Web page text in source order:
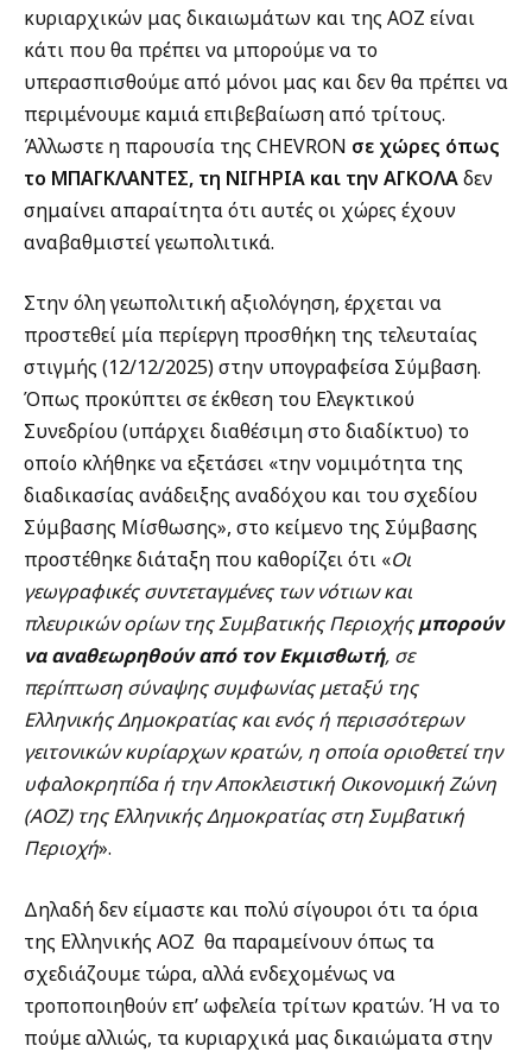
κυριαρχικών μας δικαιωμάτων και της ΑΟΖ είναι
κάτι που θα πρέπει να μπορούμε να το
υπερασπισθούμε από μόνοι μας και δεν θα πρέπει να
περιμένουμε καμιά επιβεβαίωση από τρίτους.
Άλλωστε η παρουσία της CHEVRON σε χώρες όπως
το ΜΠΑΓΚΛΑΝΤΕΣ, τη ΝΙΓΗΡΙΑ και την ΑΓΚΟΛΑδεν
σημαίνει απαραίτητα ότι αυτές οι χώρες έχουν
αναβαθμιστεί γεωπολιτικά.
Στην όλη γεωπολιτική αξιολόγηση, έρχεται να
προστεθεί μία περίεργη προσθήκη της τελευταίας
στιγμής (12/12/2025) στην υπογραφείσα Σύμβαση.
Όπως προκύπτει σε έκθεση του Ελεγκτικού
Συνεδρίου (υπάρχει διαθέσιμη στο διαδίκτυο) το
οποίο κλήθηκε να εξετάσει «την νομιμότητα της
διαδικασίας ανάδειξης αναδόχου και του σχεδίου
Σύμβασης Μίσθωσης», στο κείμενο της Σύμβασης
προστέθηκε διάταξη που καθορίζει ότι «Οι
γεωγραφικές συντεταγμένες των νότιων και
πλευρικών ορίων της Συμβατικής Περιοχήςμπορούν
να αναθεωρηθούν από τον Εκμισθωτή, σε
περίπτωση σύναψης συμφωνίας μεταξύ της
Ελληνικής Δημοκρατίας και ενός ή περισσότερων
γειτονικών κυρίαρχων κρατών, η οποία οριοθετεί την
υφαλοκρηπίδα ή την Αποκλειστική Οικονομική Ζώνη
(ΑΟΖ) της Ελληνικής Δημοκρατίας στη Συμβατική
Περιοχή».
Δηλαδή δεν είμαστε και πολύ σίγουροι ότι τα όρια
της Ελληνικής ΑΟΖ θα παραμείνουν όπως τα
σχεδιάζουμε τώρα, αλλά ενδεχομένως να
τροποποιηθούν επ’ ωφελεία τρίτων κρατών. Ή να το
πούμε αλλιώς, τα κυριαρχικά μας δικαιώματα στην